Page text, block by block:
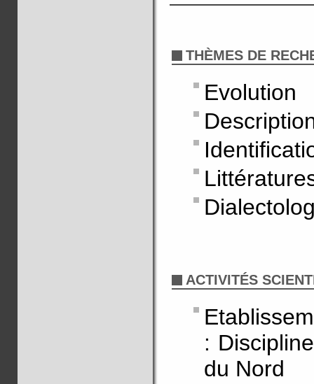
THÈMES DE
Evolution
ACTIVITÉS
:
du Nord